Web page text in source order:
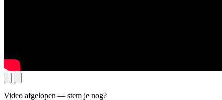
Video afgelopen — stem je nog?